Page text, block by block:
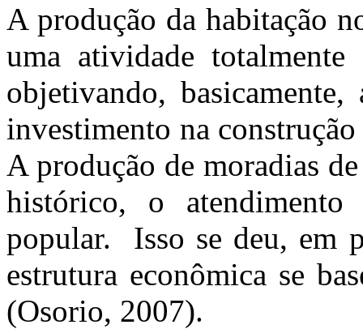
A produção da habitação
uma atividade
objetivando,
investimento na
A produção de moradias
histórico, o atendimento
popular. Isso se deu, em
estrutura econômica se
(Osorio, 2007).